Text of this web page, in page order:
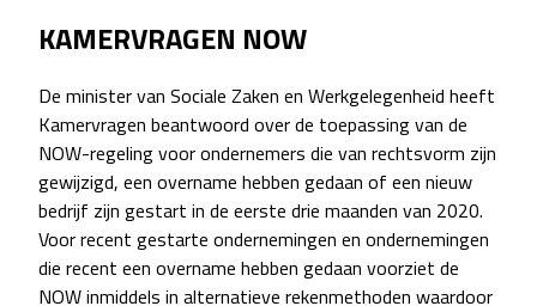
KAMERVRAGEN NOW
De minister van Sociale Zaken en Werkgelegenheid heeft
Kamervragen beantwoord over de toepassing van de
NOW-regeling voor ondernemers die van rechtsvorm zijn
gewijzigd, een overname hebben gedaan of een nieuw
bedrijf zijn gestart in de eerste drie maanden van 2020.
Voor recent gestarte ondernemingen en ondernemingen
die recent een overname hebben gedaan voorziet de
NOW inmiddels in alternatieve rekenmethoden waardoor